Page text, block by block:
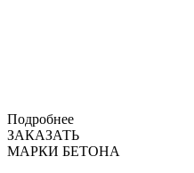
Подробнее
ЗАКАЗАТЬ
МАРКИ БЕТОНА